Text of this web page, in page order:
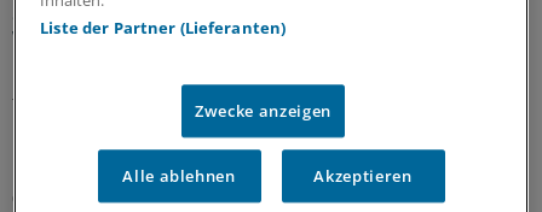
Spargesetzes: Klarheit soll es in der kommenden
Woche geben
für Unruhe unter Ärztinnen und Ärzten. Stehen die
Praxisbesonderheiten auf der Kippe? Oder eher doch
nicht? Kassenärzte und Krankenkassen verhandeln.
06.08.2026
Liste der Partner (Lieferanten)
Zwecke anzeigen
Alle ablehnen Akzeptieren